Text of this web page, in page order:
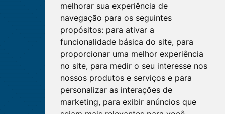
melhorar sua experiência de
navegação para os seguintes
propósitos: para ativar a
funcionalidade básica do site, para
proporcionar uma melhor experiência
no site, para medir o seu interesse nos
nossos produtos e serviços e para
personalizar as interações de
marketing, para exibir anúncios que